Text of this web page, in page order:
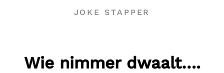
JOKE STAPPER
Wie nimmer dwaalt….